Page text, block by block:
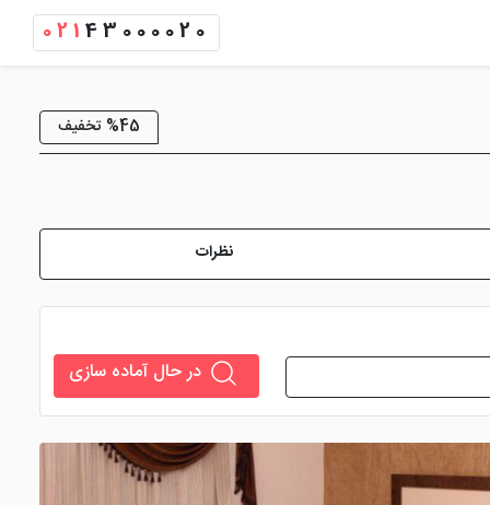
021 43000020
%45 تخفیف
نظرات
در حال آماده سازی